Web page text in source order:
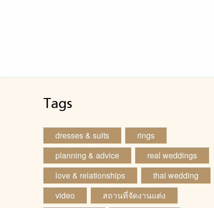
Tags
dresses & suits
rings
planning & advice
real weddings
love & relationships
thai wedding
video
สถานที่จัดงานแต่ง